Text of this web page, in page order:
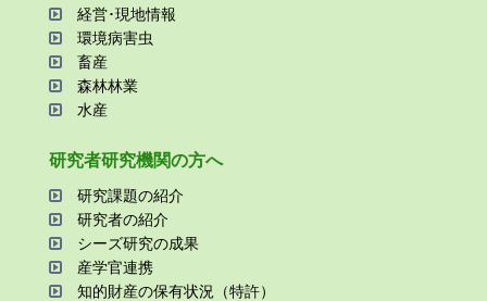
経営･現地情報
環境病害⾍
畜産
森林林業
⽔産
研究者研究機関の⽅へ
研究課題の紹介
研究者の紹介
シーズ研究の成果
産学官連携
知的財産の保有状況（特許）